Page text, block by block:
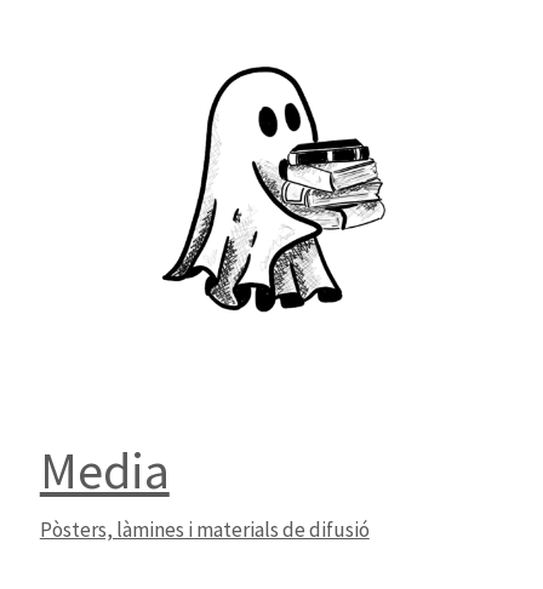
Media
Pòsters, làmines i materials de difusió